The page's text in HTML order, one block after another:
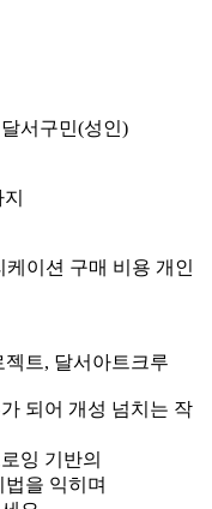
서구민(성인)
이션 구매 비용 개인
트, 달서아트크루
되어 개성 넘치는 작
잉 기반의
을 익히며